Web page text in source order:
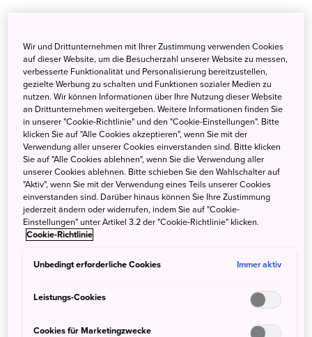
Pisten auf eigenes Risiko verlassen und den Japow auf
Baumabfahrten mit Skiern oder Snowboard unsicher
machen. Winterurlauber, die die verschneite
Berglandschaft abseits der Pisten noch genauer
kennenlernen möchten, können den tiefen, unberührten
Pulverschnee auch auf Schneeschuhwanderungen
erkunden. Backcountry-Skifahren und -Snowboarden
erfordern besondere Fähigkeiten, Ausrüstung und
Sicherheitskenntnisse.
Die Risiken in den Arealen außerhalb der offiziellen Pisten
sind real und sollten nicht auf die leichte Schulter
genommen werden – zu ihnen zählen Lawinen und
Baumlöcher. Backcountry-Neulinge sollten sich einer
alle nötigen Kenntnisse für einen kurzweiligen und
Wir und Drittunternehmen mit Ihrer Zustimmung verwenden Cookies
auf dieser Website, um die Besucherzahl unserer Website zu messen,
verbesserte Funktionalität und Personalisierung bereitzustellen,
gezielte Werbung zu schalten und Funktionen sozialer Medien zu
nutzen. Wir können Informationen über Ihre Nutzung dieser Website
an Drittunternehmen weitergeben. Weitere Informationen finden Sie
in unserer "Cookie-Richtlinie" und den "Cookie-Einstellungen". Bitte
klicken Sie auf "Alle Cookies akzeptieren", wenn Sie mit der
Verwendung aller unserer Cookies einverstanden sind. Bitte klicken
Sie auf "Alle Cookies ablehnen", wenn Sie die Verwendung aller
unserer Cookies ablehnen. Bitte schieben Sie den Wahlschalter auf
"Aktiv", wenn Sie mit der Verwendung eines Teils unserer Cookies
einverstanden sind. Darüber hinaus können Sie Ihre Zustimmung
jederzeit ändern oder widerrufen, indem Sie auf "Cookie-
Einstellungen" unter Artikel 3.2 der "Cookie-Richtlinie" klicken.
Cookie-Richtlinie
Unbedingt erforderliche Cookies Immer aktiv
Leistungs-Cookies
Cookies für Marketingzwecke